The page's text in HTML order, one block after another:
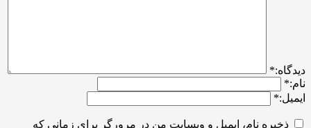
ديدگاه:*
نام:*
ایمیل:*
ذخیره نام، ایمیل و وبسایت من در مرورگر برای زمانی که